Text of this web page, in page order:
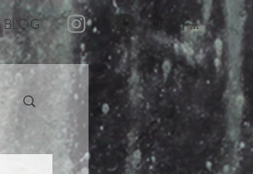
BLOG ログイン